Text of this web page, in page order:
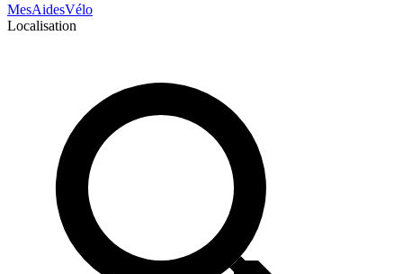
MesAidesVélo
Localisation